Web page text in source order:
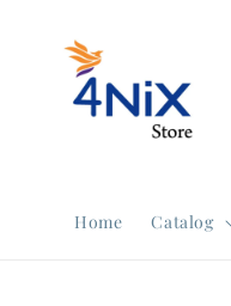
Home Catalog